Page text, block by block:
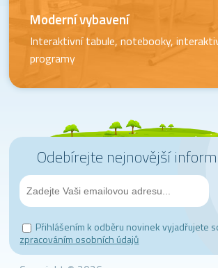
Moderní vybavení
Interaktivní tabule, notebooky,
programy
Odebírejte nejnovější
Přihlášením k odběru novinek vyjadřujete
zpracováním osobních údajů